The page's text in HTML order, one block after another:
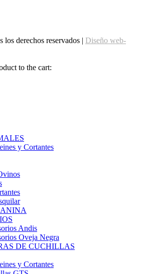
derechos reservados | Diseño web-
to the cart:
y Cortantes
Andis
Oveja Negra
DE CUCHILLAS
y Cortantes